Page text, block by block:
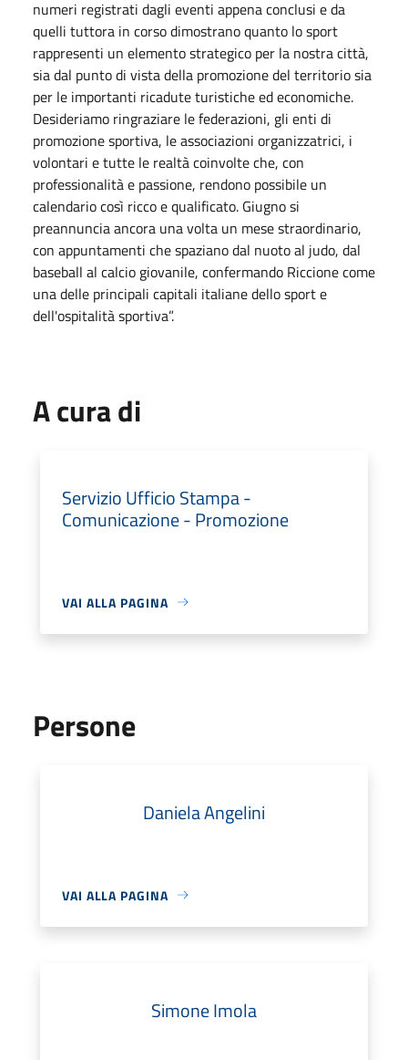
numeri registrati dagli eventi appena conclusi e da
quelli tuttora in corso dimostrano quanto lo sport
rappresenti un elemento strategico per la nostra città,
sia dal punto di vista della promozione del territorio sia
per le importanti ricadute turistiche ed economiche.
Desideriamo ringraziare le federazioni, gli enti di
promozione sportiva, le associazioni organizzatrici, i
volontari e tutte le realtà coinvolte che, con
professionalità e passione, rendono possibile un
calendario così ricco e qualificato. Giugno si
preannuncia ancora una volta un mese straordinario,
con appuntamenti che spaziano dal nuoto al judo, dal
baseball al calcio giovanile, confermando Riccione come
una delle principali capitali italiane dello sport e
dell'ospitalità sportiva”.
A cura di
Servizio Ufficio Stampa -
Comunicazione - Promozione
VAI ALLA PAGINA
Persone
Daniela Angelini
VAI ALLA PAGINA
Simone Imola